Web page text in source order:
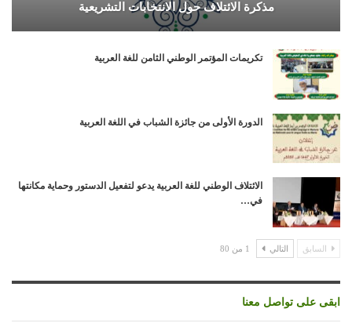
مذكرة الائتلاف حول الانتخابات التشريعية
تكريمات المؤتمر الوطني الثامن للغة العربية
الدورة الأولى من جائزة الشباب في اللغة العربية
الائتلاف الوطني للغة العربية يدعو لتفعيل الدستور وحماية مكانتها
في…
السابق التالي 1 من 80
ابقى على تواصل معنا